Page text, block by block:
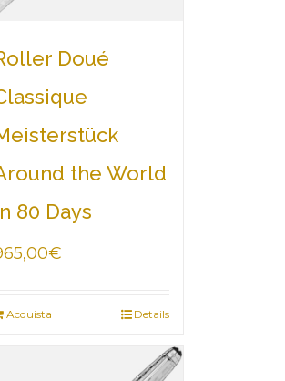
Doué
the World
80 Days
€
Acquista Details